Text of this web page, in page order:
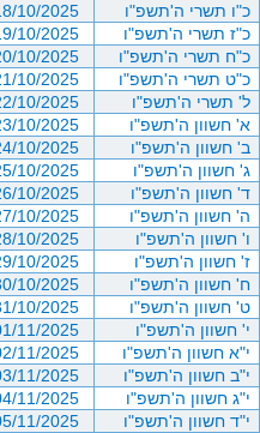
כ"ו תשרי ה'תשפ"ו
10/2025
כ"ז תשרי ה'תשפ"ו
10/2025
כ"ח תשרי ה'תשפ"ו
10/2025
כ"ט תשרי ה'תשפ"ו
10/2025
ל' תשרי ה'תשפ"ו
10/2025
א' חשוון ה'תשפ"ו
10/2025
ב' חשוון ה'תשפ"ו
10/2025
ג' חשוון ה'תשפ"ו
10/2025
ד' חשוון ה'תשפ"ו
10/2025
ה' חשוון ה'תשפ"ו
10/2025
ו' חשוון ה'תשפ"ו
10/2025
ז' חשוון ה'תשפ"ו
10/2025
ח' חשוון ה'תשפ"ו
10/2025
ט' חשוון ה'תשפ"ו
10/2025
י' חשוון ה'תשפ"ו
11/2025
י"א חשוון ה'תשפ"ו
11/2025
י"ב חשוון ה'תשפ"ו
11/2025
י"ג חשוון ה'תשפ"ו
11/2025
י"ד חשוון ה'תשפ"ו
11/2025